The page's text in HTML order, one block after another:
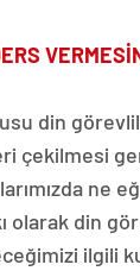
din
çekilmesi
ne
olarak din
ilgili